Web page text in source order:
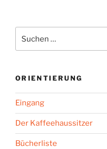
nach:
ORIENTIERUNG
Eingang
Der Kaffeehaussitzer
Bücherliste